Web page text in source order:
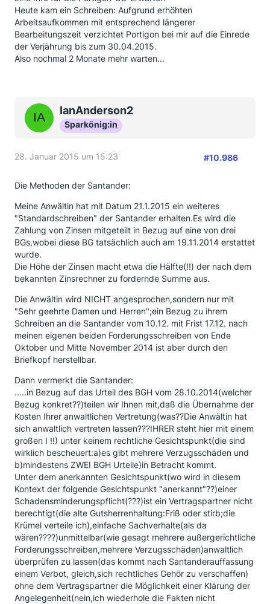
Heute kam ein Schreiben: Aufgrund erhöhten
Arbeitsaufkommen mit entsprechend längerer
Bearbeitungszeit verzichtet Portigon bei mir auf die Einrede
der Verjährung bis zum 30.04.2015.
Also nochmal 2 Monate mehr warten...
IanAnderson2
Sparkönig:in
28. Januar 2015 um 15:23 #10.986
Die Methoden der Santander:
Meine Anwältin hat mit Datum 21.1.2015 ein weiteres
"Standardschreiben" der Santander erhalten.Es wird die
Zahlung von Zinsen mitgeteilt in Bezug auf eine von drei
BGs,wobei diese BG tatsächlich auch am 19.11.2014 erstattet
wurde.
Die Höhe der Zinsen macht etwa die Hälfte(!!) der nach dem
bekannten Zinsrechner zu fordernde Summe aus.
Die Anwältin wird NICHT angesprochen,sondern nur mit
"Sehr geehrte Damen und Herren";ein Bezug zu ihrem
Schreiben an die Santander vom 10.12. mit Frist 17.12. nach
meinen eigenen beiden Forderungsschreiben von Ende
Oktober und Mitte November 2014 ist aber durch den
Briefkopf herstellbar.
Dann vermerkt die Santander:
.....in Bezug auf das Urteil des BGH vom 28.10.2014(welcher
Bezug konkret??)teilen wir Ihnen mit,daß die Übernahme der
Kosten Ihrer anwaltlichen Vertretung(was??Die Anwältin hat
sich anwaltlich vertreten lassen???IHRER steht hier mit einem
großen I !!) unter keinem rechtliche Gesichtspunkt(die sind
wirklich bescheuert:a)es gibt mehrere Verzugsschäden und
b)mindestens ZWEI BGH Urteile)in Betracht kommt.
Unter dem anerkannten Gesichtspunkt(wo wird in diesem
Kontext der folgende Gesichtspunkt "anerkannt"??)einer
Schadensminderungspflicht(???)ist ein Vertragspartner nicht
berechtigt(die alte Gutsherrenhaltung:Friß oder stirb;die
Krümel verteile ich),einfache Sachverhalte(als da
wären????)unmittelbar(wie gesagt mehrere außergerichtliche
Forderungsschreiben,mehrere Verzugsschäden)anwaltlich
überprüfen zu lassen(das kommt nach Santanderauffassung
einem Verbot, gleich,sich rechtliches Gehör zu verschaffen)
ohne dem Vertragspartner die Möglichkeit einer Klärung der
Angelegenheit(nein,ich wiederhole die Fakten nicht